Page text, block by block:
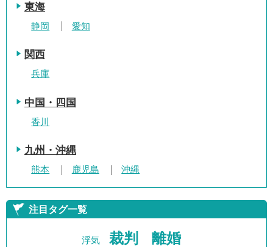
東海
静岡 愛知
関西
兵庫
中国・四国
香川
九州・沖縄
熊本 鹿児島 沖縄
注目タグ一覧
浮気 裁判 離婚